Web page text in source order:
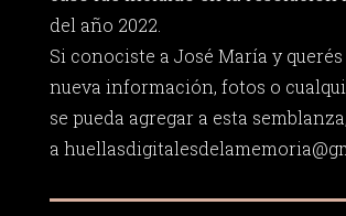
del año 2022.
Si conociste a José María y
nueva información, fotos o
se pueda agregar a esta
a